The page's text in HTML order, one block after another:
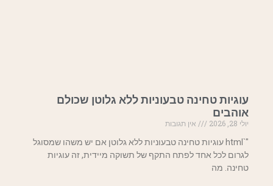
עוגיות טחינה טבעוניות ללא גלוטן שכולם
אוהבים
יולי 28, 2026
אין תגובות
"`html עוגיות טחינה טבעוניות ללא גלוטן אם יש משהו שמסוגל
לגרום לכל אחד לפתח התקף של תשוקה מיידית, זה עוגיות
טחינה. מה